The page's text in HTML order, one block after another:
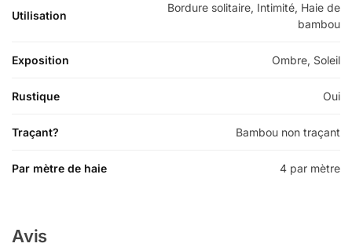
Utilisation
Bordure solitaire, Intimité, Haie de
bambou
Exposition Ombre, Soleil
Rustique Oui
Traçant? Bambou non traçant
Par mètre de haie 4 par mètre
Avis